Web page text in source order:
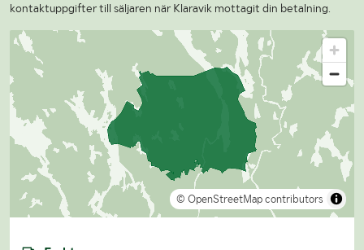
kontaktuppgifter till säljaren när Klaravik mottagit din betalning.
© OpenStreetMap contributors